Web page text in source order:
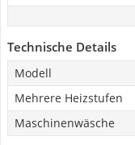
Technische Details
Modell
Mehrere Heizstufen
Maschinenwäsche